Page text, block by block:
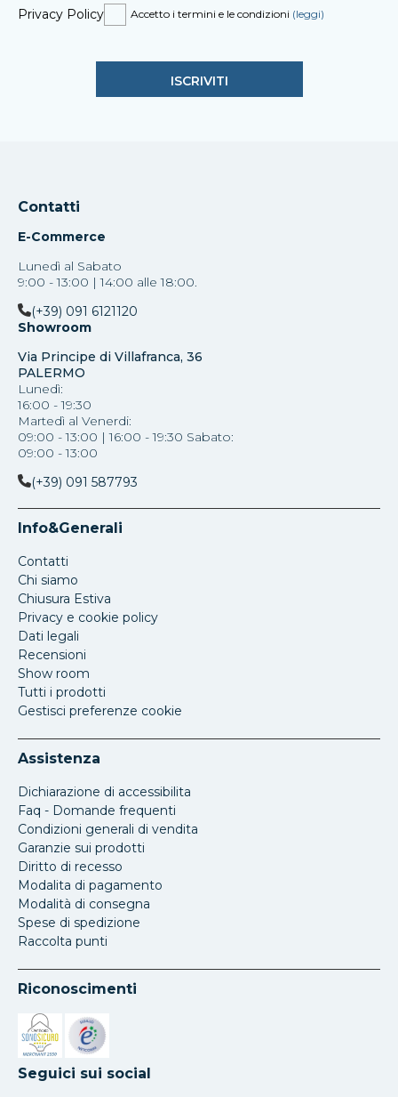
Privacy Policy Accetto i termini e le condizioni (leggi)
Contatti
E-Commerce
Lunedì al Sabato
9:00 - 13:00 | 14:00 alle 18:00.
(+39) 091 6121120
Showroom
Via Principe di Villafranca, 36
PALERMO
Lunedì:
16:00 - 19:30
Martedì al Venerdi:
09:00 - 13:00 | 16:00 - 19:30 Sabato:
09:00 - 13:00
(+39) 091 587793
Info&Generali
Contatti
Chi siamo
Chiusura Estiva
Privacy e cookie policy
Dati legali
Recensioni
Show room
Tutti i prodotti
Gestisci preferenze cookie
Assistenza
Dichiarazione di accessibilita
Faq - Domande frequenti
Condizioni generali di vendita
Garanzie sui prodotti
Diritto di recesso
Modalita di pagamento
Modalità di consegna
Spese di spedizione
Raccolta punti
Riconoscimenti
Si apre in una nuova scheda
Si apre in una nuova scheda
Seguici sui social